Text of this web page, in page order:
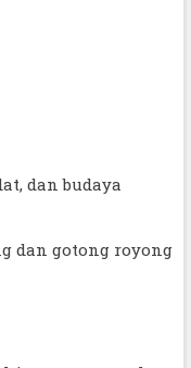
dan budaya
dan gotong royong